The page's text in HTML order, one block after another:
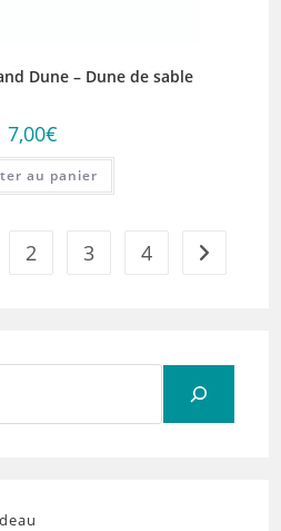
Dune – Dune de sable
7,00€
au panier
2 3 4